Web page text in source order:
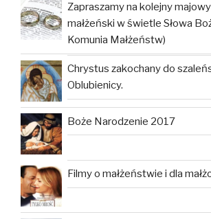
Zapraszamy na kolejny
małżeński w świetle Słowa
Komunia Małżeństw)
Chrystus zakochany do
Oblubienicy.
Boże Narodzenie 2017
Filmy o małżeństwie i dla